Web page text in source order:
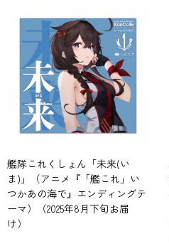
艦隊これくしょん「未来(い
ま)」（アニメ『「艦これ」い
つかあの海で』エンディングテ
ーマ）（2025年8月下旬お届
け）